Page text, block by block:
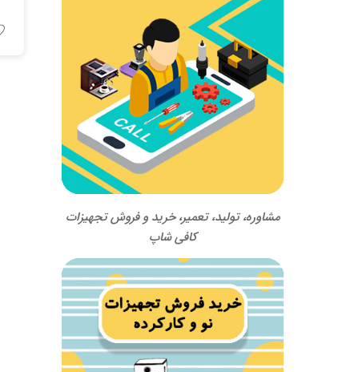
مشاوره، تولید، تعمیر، خرید و فروش تجهیزات
کافی شاپ